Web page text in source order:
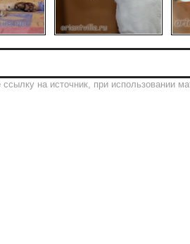
на источник, при использовании